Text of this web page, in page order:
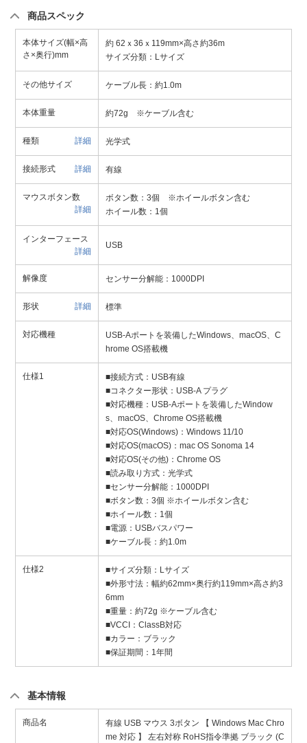
商品スペック
本体サイズ(幅×高
さ×奥行)mm
約 62ｘ36ｘ119mm×高さ約36m
サイズ分類：Lサイズ
その他サイズ ケーブル長：約1.0m
本体重量 約72g ※ケーブル含む
種類 詳細 光学式
接続形式 詳細 有線
マウスボタン数
詳細
ボタン数：3個 ※ホイールボタン含む
ホイール数：1個
インターフェース
詳細
USB
解像度 センサー分解能：1000DPI
形状 詳細 標準
対応機種
USB-Aポートを装備したWindows、macOS、C
hrome OS搭載機
仕様1
■接続方式：USB有線
■コネクター形状：USB-A プラグ
■対応機種：USB-Aポートを装備したWindow
s、macOS、Chrome OS搭載機
■対応OS(Windows)：Windows 11/10
■対応OS(macOS)：mac OS Sonoma 14
■対応OS(その他)：Chrome OS
■読み取り方式：光学式
■センサー分解能：1000DPI
■ボタン数：3個 ※ホイールボタン含む
■ホイール数：1個
■電源：USBバスパワー
■ケーブル長：約1.0m
仕様2
■サイズ分類：Lサイズ
■外形寸法：幅約62mm×奥行約119mm×高さ約3
6mm
■重量：約72g ※ケーブル含む
■VCCI：ClassB対応
■カラー：ブラック
■保証期間：1年間
基本情報
商品名
有線 USB マウス 3ボタン 【 Windows Mac Chro
me 対応 】 左右対称 RoHS指令準拠 ブラック (C